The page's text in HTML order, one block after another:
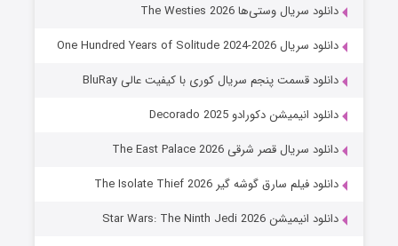
جادوگری در مغولستان
قسمت ۱۴ (زیرنویس) منتشر شد
دانلود سریال وستی‌ها The Westies 2026
دانلود سریال One Hundred Years of Solitude 2024-2026
دانلود قسمت پنجم سریال کوری با کیفیت عالی BluRay
دانلود انیمیشن دکورادو Decorado 2025
دانلود سریال قصر شرقی The East Palace 2026
دانلود فیلم سارق گوشه گیر The Isolate Thief 2026
دانلود انیمیشن Star Wars: The Ninth Jedi 2026